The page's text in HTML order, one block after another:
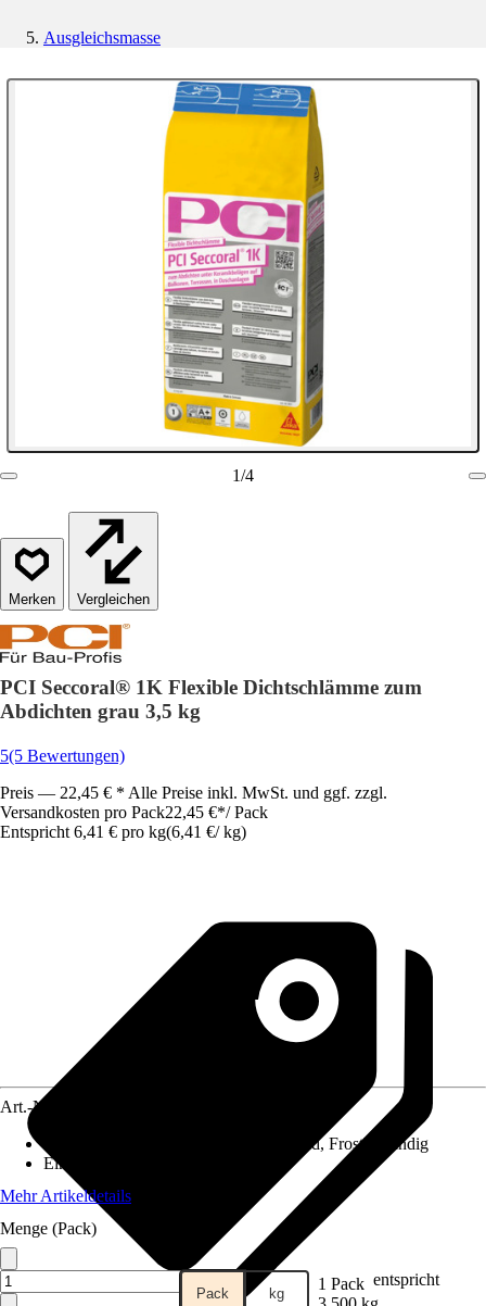
Ausgleichsmasse
1/4
Vergleichen
PCI Seccoral® 1K Flexible Dichtschlämme zum
Abdichten grau 3,5 kg
5(5 Bewertungen)
Preis — 22,45 € * Alle Preise inkl. MwSt. und ggf. zzgl.
Versandkosten pro Pack22,45 €*/ Pack
Entspricht 6,41 € pro kg(6,41 €/ kg)
Art.-Nr.
Flexibel, Rissüberbrückend, Frostbeständig
Einsatzbereich
Mehr Artikeldetails
Menge (Pack)
Pack kg 1 Pack entspricht